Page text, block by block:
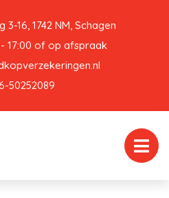
16, 1742 NM, Schagen
17:00 of op afspraak
50252089